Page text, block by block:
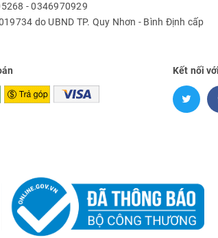
-0346970929
do UBND TP. Quy Nhơn - Bình Định cấp
Kết nối